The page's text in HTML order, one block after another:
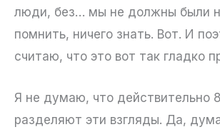
люди, без… мы не должны были
помнить, ничего знать. Вот. И
считаю, что это вот так гладко
Я не думаю, что действительно
разделяют эти взгляды. Да,